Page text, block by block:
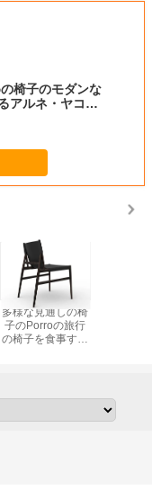
椅子のモダンな
アルネ・ヤコブ
多様な見通しの椅
子のPorroの旅行
の椅子を食事する